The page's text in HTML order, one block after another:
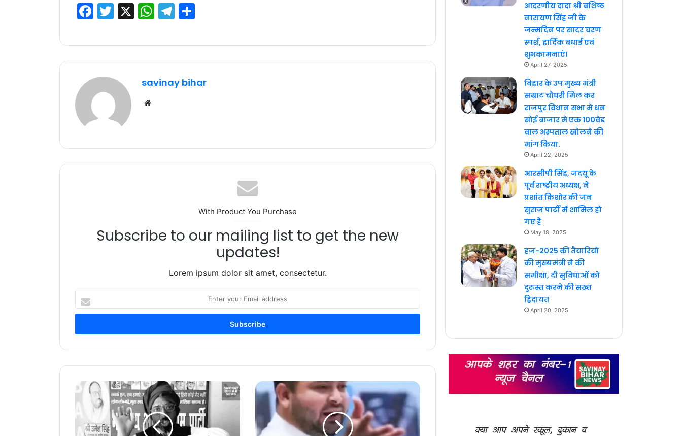
F
c
e
b
o
k
T
it
te
r
X
W
at
s
A
p
T
e
g
ra
m
ar
e
savinay bihar
With Product You Purchase
Subscribe to our mailing list to get the new
updates!
Lorem ipsum dolor sit amet, consectetur.
your
address
आदरणीय दादा श्री बशिष्ठ
नारायण सिंह जी के
जन्मदिन पर सादर चरण
स्पर्श, हार्दिक बधाई एवं
शुभकामनाएं।
April 27, 2025
बिहार के उप मुख्य मंत्री
सम्राट चौधरी मिल कर
राजपुर विधान सभा मे धन
सोई बाजार मे एक 100वेड
वाल अस्पताल खोलने की
मांग किया.
April 22, 2025
आरसीपी सिंह, जदयू के
पूर्व राष्ट्रीय अध्यक्ष, ने
प्रशांत किशोर की जन
सुराज पार्टी में शामिल हो
गए हैं
May 18, 2025
हज-2025 की तैयारियों
की मुख्यमंत्री ने की
समीक्षा, दी सुविधाओं को
दुरुस्त करने की सख्त
हिदायत
April 20, 2025